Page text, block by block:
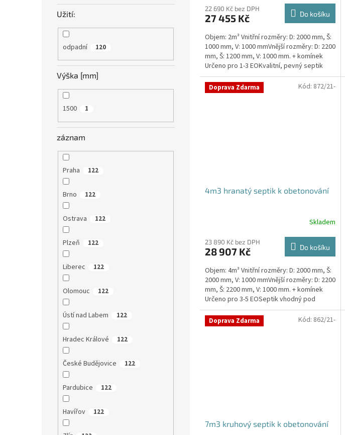
Užití:
odpadní 120
Výška [mm]
1500 1
záznam
Praha 122
Brno 122
Ostrava 122
Plzeň 122
Liberec 122
Olomouc 122
Ústí nad Labem 122
Hradec Králové 122
České Budějovice 122
Pardubice 122
Havířov 122
22 690 Kč bez DPH
27 455 Kč Do košíku
Objem: 2m³ Vnitřní rozměry: D: 2000 mm, Š:
1000 mm, V: 1000 mmVnější rozměry: D: 2200
mm, Š: 1200 mm, V: 1000 mm. + komínek
Určeno pro 1-3 EOKvalitní, pevný septik
bez potřeby...
Doprava Zdarma
4m3 hranatý septik k obetonování
Skladem
23 890 Kč bez DPH
28 907 Kč Do košíku
Objem: 4m³ Vnitřní rozměry: D: 2000 mm, Š:
2000 mm, V: 1000 mmVnější rozměry: D: 2200
mm, Š: 2200 mm, V: 1000 mm. + komínek
Určeno pro 3-5 EOSeptik vhodný pod
parkovací stání,...
Kód: 872/21-
Doprava Zdarma
7m3 kruhový septik k obetonování
Kód: 862/21-